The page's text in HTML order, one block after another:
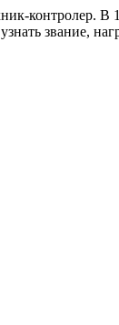
контролер. В
звание,